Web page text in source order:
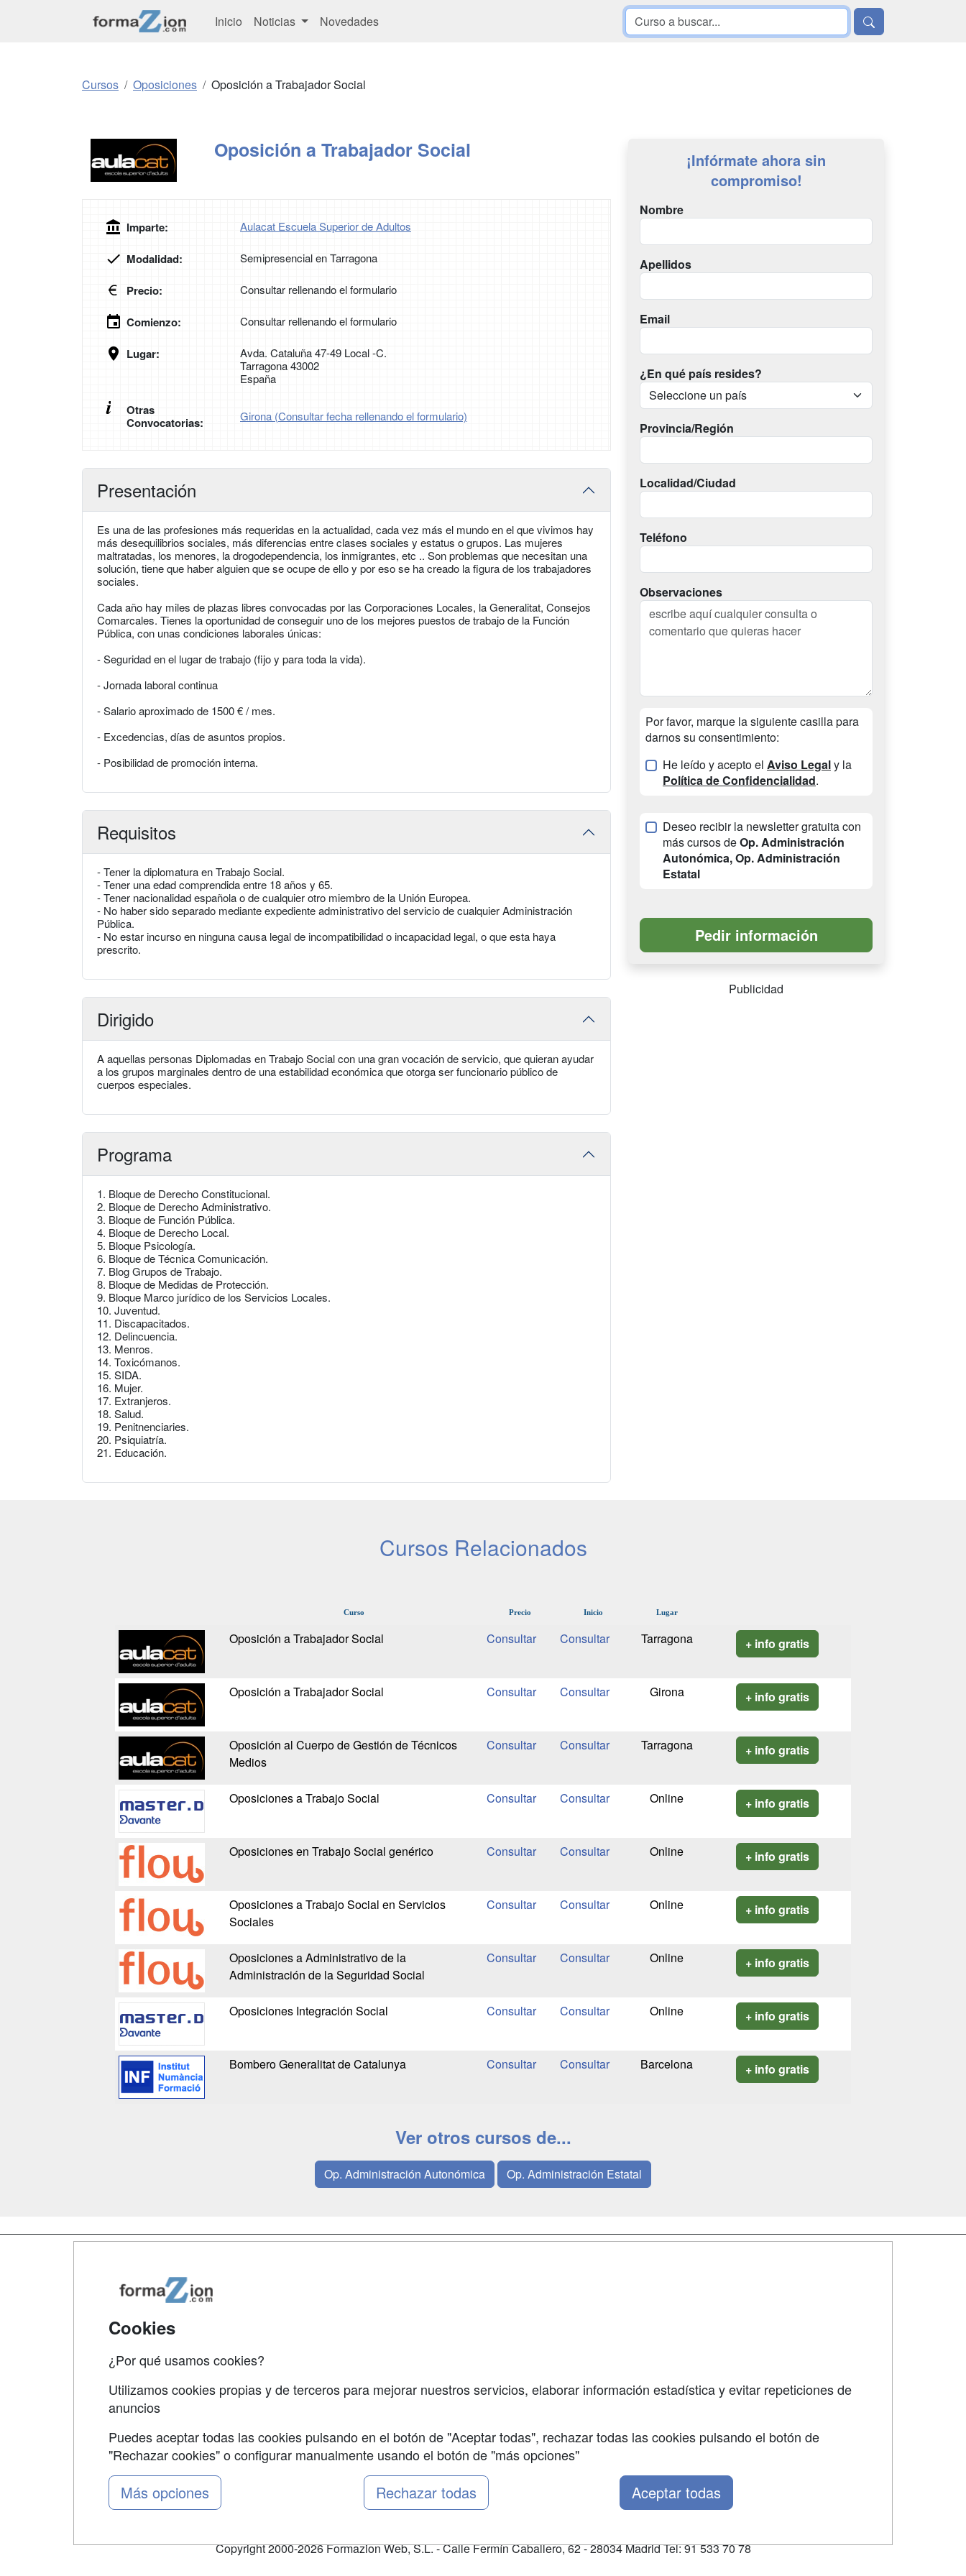
Inicio Noticias Novedades
Cursos Oposiciones Oposición a Trabajador Social
Oposición a Trabajador Social
Imparte: Aulacat Escuela Superior de Adultos
Modalidad: Semipresencial en Tarragona
Precio: Consultar rellenando el formulario
Comienzo: Consultar rellenando el formulario
Lugar:
Avda. Cataluña 47-49 Local -C.
Tarragona 43002
España
Otras
Convocatorias:
Girona (Consultar fecha rellenando el formulario)
Presentación
Es una de las profesiones más requeridas en la actualidad, cada vez más el mundo en el que vivimos hay
más desequilibrios sociales, más diferencias entre clases sociales y estatus o grupos. Las mujeres
maltratadas, los menores, la drogodependencia, los inmigrantes, etc .. Son problemas que necesitan una
solución, tiene que haber alguien que se ocupe de ello y por eso se ha creado la figura de los trabajadores
sociales.
Cada año hay miles de plazas libres convocadas por las Corporaciones Locales, la Generalitat, Consejos
Comarcales. Tienes la oportunidad de conseguir uno de los mejores puestos de trabajo de la Función
Pública, con unas condiciones laborales únicas:
- Seguridad en el lugar de trabajo (fijo y para toda la vida).
- Jornada laboral continua
- Salario aproximado de 1500 € / mes.
- Excedencias, días de asuntos propios.
- Posibilidad de promoción interna.
Requisitos
- Tener la diplomatura en Trabajo Social.
- Tener una edad comprendida entre 18 años y 65.
- Tener nacionalidad española o de cualquier otro miembro de la Unión Europea.
- No haber sido separado mediante expediente administrativo del servicio de cualquier Administración
Pública.
- No estar incurso en ninguna causa legal de incompatibilidad o incapacidad legal, o que esta haya
prescrito.
Dirigido
A aquellas personas Diplomadas en Trabajo Social con una gran vocación de servicio, que quieran ayudar
a los grupos marginales dentro de una estabilidad económica que otorga ser funcionario público de
cuerpos especiales.
Programa
1. Bloque de Derecho Constitucional.
2. Bloque de Derecho Administrativo.
3. Bloque de Función Pública.
4. Bloque de Derecho Local.
5. Bloque Psicología.
6. Bloque de Técnica Comunicación.
7. Blog Grupos de Trabajo.
8. Bloque de Medidas de Protección.
9. Bloque Marco jurídico de los Servicios Locales.
10. Juventud.
11. Discapacitados.
12. Delincuencia.
13. Menros.
14. Toxicómanos.
15. SIDA.
16. Mujer.
17. Extranjeros.
18. Salud.
19. Penitnenciaries.
20. Psiquiatría.
21. Educación.
¡Infórmate ahora sin
compromiso!
Nombre
Apellidos
Email
¿En qué país resides?
Provincia/Región
Localidad/Ciudad
Teléfono
Observaciones
Por favor, marque la siguiente casilla para
darnos su consentimiento:
He leído y acepto el Aviso Legaly la
Política de Confidencialidad.
Deseo recibir la newsletter gratuita con
más cursos deOp. Administración
Autonómica, Op. Administración
Estatal
Publicidad
Cursos Relacionados
Curso Precio Inicio Lugar
Oposición a Trabajador Social Tarragona + info gratis
Oposición a Trabajador Social Girona + info gratis
Oposición al Cuerpo de Gestión de Técnicos
Medios
Tarragona + info gratis
Oposiciones a Trabajo Social Online + info gratis
Oposiciones en Trabajo Social genérico Online + info gratis
Oposiciones a Trabajo Social en Servicios
Sociales
Online + info gratis
Oposiciones a Administrativo de la
Administración de la Seguridad Social
Online + info gratis
Oposiciones Integración Social Online + info gratis
Bombero Generalitat de Catalunya Barcelona + info gratis
Ver otros cursos de...
Op. Administración Autonómica Op. Administración Estatal
Grupo formazion:
Copyright 2000-2026 Formazion Web, S.L. - Calle Fermín Caballero, 62 - 28034 Madrid Tel: 91 533 70 78
Cookies
¿Por qué usamos cookies?
Utilizamos cookies propias y de terceros para mejorar nuestros servicios, elaborar información estadística y evitar repeticiones de
anuncios
Puedes aceptar todas las cookies pulsando en el botón de "Aceptar todas", rechazar todas las cookies pulsando el botón de
"Rechazar cookies" o configurar manualmente usando el botón de "más opciones"
Más opciones Rechazar todas Aceptar todas